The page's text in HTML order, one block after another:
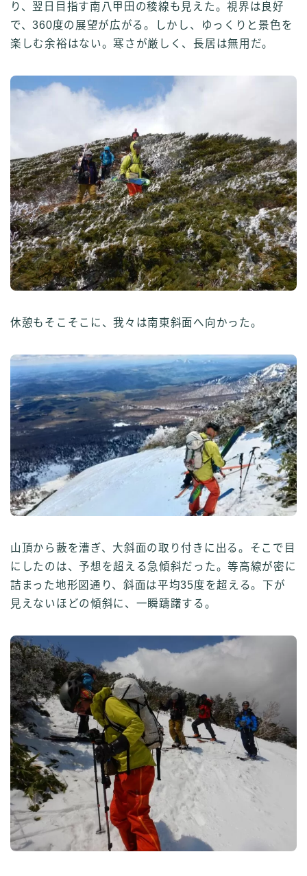
り、翌日目指す南八甲田の稜線も見えた。視界は良好
で、360度の展望が広がる。しかし、ゆっくりと景色を
楽しむ余裕はない。寒さが厳しく、長居は無用だ。
休憩もそこそこに、我々は南東斜面へ向かった。
山頂から藪を漕ぎ、大斜面の取り付きに出る。そこで目
にしたのは、予想を超える急傾斜だった。等高線が密に
詰まった地形図通り、斜面は平均35度を超える。下が
見えないほどの傾斜に、一瞬躊躇する。